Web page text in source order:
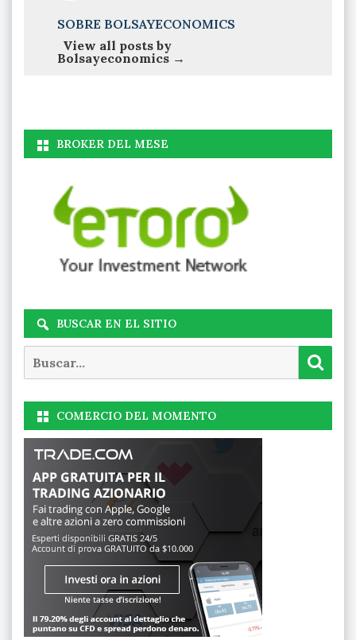
SOBRE BOLSAYECONOMICS
View all posts by
Bolsayeconomics →
BROKER DEL MESE
BUSCAR EN EL SITIO
COMERCIO DEL MOMENTO